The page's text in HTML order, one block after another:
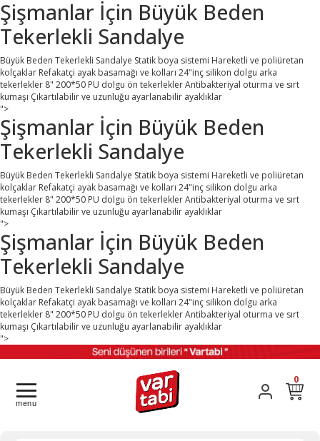
Şişmanlar İçin Büyük Beden
Tekerlekli Sandalye
Büyük Beden Tekerlekli Sandalye Statik boya sistemi Hareketli ve poliüretan
kolçaklar Refakatçi ayak basamağı ve kolları 24"inç silikon dolgu arka
tekerlekler 8" 200*50 PU dolgu ön tekerlekler Antibakteriyal oturma ve sırt
kumaşı Çıkartılabilir ve uzunluğu ayarlanabilir ayaklıklar
">
Şişmanlar İçin Büyük Beden
Tekerlekli Sandalye
Büyük Beden Tekerlekli Sandalye Statik boya sistemi Hareketli ve poliüretan
kolçaklar Refakatçi ayak basamağı ve kolları 24"inç silikon dolgu arka
tekerlekler 8" 200*50 PU dolgu ön tekerlekler Antibakteriyal oturma ve sırt
kumaşı Çıkartılabilir ve uzunluğu ayarlanabilir ayaklıklar
">
Şişmanlar İçin Büyük Beden
Tekerlekli Sandalye
Büyük Beden Tekerlekli Sandalye Statik boya sistemi Hareketli ve poliüretan
kolçaklar Refakatçi ayak basamağı ve kolları 24"inç silikon dolgu arka
tekerlekler 8" 200*50 PU dolgu ön tekerlekler Antibakteriyal oturma ve sırt
kumaşı Çıkartılabilir ve uzunluğu ayarlanabilir ayaklıklar
">
0